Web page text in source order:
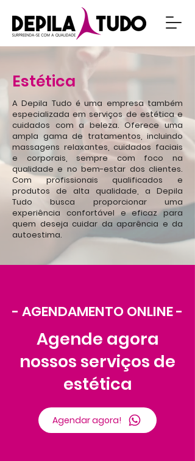
Estética
A Depila Tudo é uma empresa também
especializada em serviços de estética e
cuidados com a beleza. Oferece uma
ampla gama de tratamentos, incluindo
massagens relaxantes, cuidados faciais
e corporais, sempre com foco na
qualidade e no bem-estar dos clientes.
Com profissionais qualificados e
produtos de alta qualidade, a Depila
Tudo busca proporcionar uma
experiência confortável e eficaz para
quem deseja cuidar da aparência e da
autoestima.
- AGENDAMENTO ONLINE -
Agende agora
nossos serviços de
estética
Agendar agora!